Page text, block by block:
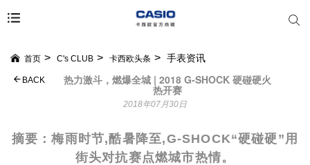
首页 C's CLUB 卡西欧头条 手表资讯
热力激斗，燃爆全城 | 2018 G-SHOCK 硬碰硬火
热开赛
BACK
2018年07月30日
摘要：梅雨时节,酷暑降至,G-SHOCK“硬碰硬”用
街头对抗赛点燃城市热情。